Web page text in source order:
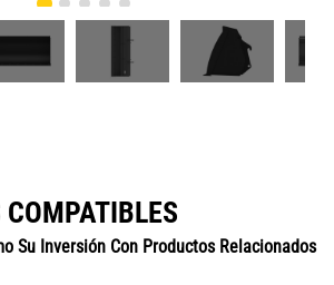
COMPATIBLES
Su Inversión Con Productos Relacionados